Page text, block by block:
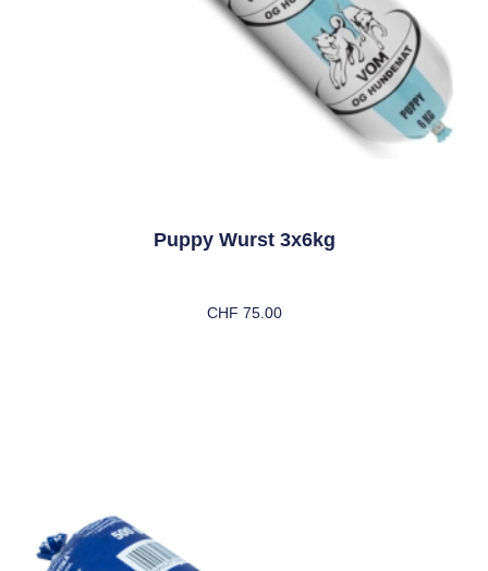
Puppy Wurst 3x6kg
CHF 75.00